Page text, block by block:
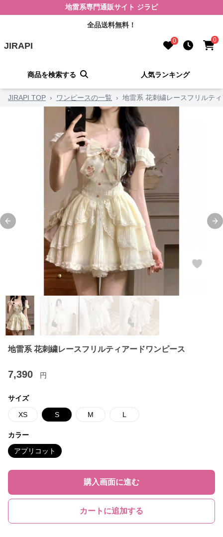
地雷系専門通販サイト ジラピ
全品送料無料！
JIRAPI 0 0
商品を検索する 人気ランキング
JIRAPI TOP › ワンピースの一覧 › 地雷系 花刺繍レースフリルテ
Previous slide
地雷系 花刺繍レースフリルティアードワンピース
7,390 円
サイズ
XS S M L
カラー
アプリコット
購入画面に進む
カートに追加する